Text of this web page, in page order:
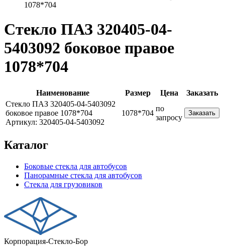
1078*704
Стекло ПАЗ 320405-04-
5403092 боковое правое
1078*704
Наименование Размер Цена
Заказать
Стекло ПАЗ 320405-04-5403092
боковое правое 1078*704
Артикул: 320405-04-5403092
1078*704
по
запросу
Заказать
Каталог
Боковые стекла для автобусов
Панорамные стекла для автобусов
Стекла для грузовиков
Корпорация-Стекло-Бор